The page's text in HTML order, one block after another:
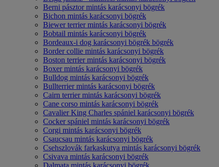
Berni pásztor mintás karácsonyi bögrék
Bichon mintás karácsonyi bögrék
Biewer terrier mintás karácsonyi bögrék
Bobtail mintás karácsonyi bögrék
Bordeaux-i dog karácsonyi bögrék bögrék
Border collie mintás karácsonyi bögrék
Boston terrier mintás karácsonyi bögrék
Boxer mintás karácsonyi bögrék
Bulldog mintás karácsonyi bögrék
Bullterrier mintás karácsonyi bögrék
Cairn terrier mintás karácsonyi bögrék
Cane corso mintás karácsonyi bögrék
Cavalier King Charles spániel karácsonyi bögrék
Cocker spániel mintás karácsonyi bögrék
Corgi mintás karácsonyi bögrék
Csaucsau mintás karácsonyi bögrék
Csehszlovák farkaskutya mintás karácsonyi bögrék
Csivava mintás karácsonyi bögrék
Dalmata mintás karácsonyi bögrék